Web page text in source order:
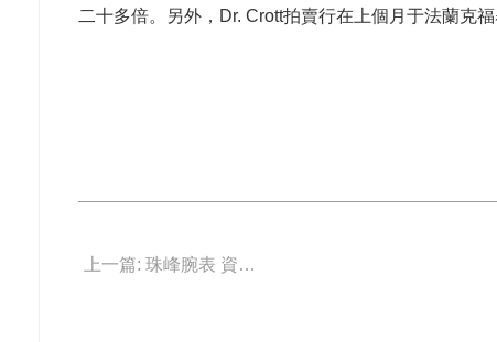
二十多倍。另外，Dr. Crott拍賣行在上個月于法蘭克
上一篇: 珠峰腕表 資助美國國家地理學會